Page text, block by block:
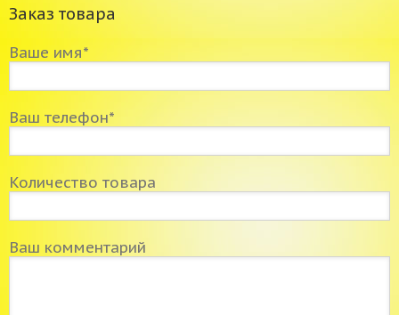
Заказ товара
Ваше имя*
Ваш телефон*
Количество товара
Ваш комментарий